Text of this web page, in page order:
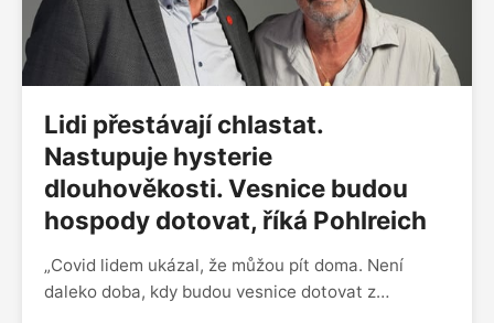
padělá, Viagra je nejpadělanější léčivo. V Česku se
máme fakt hezky, máme tady bezpečno. Nadáváme
na regulace, ale právě ty nás dost zachránily před
fentanylovou krizí,“ dodává.
Lidi přestávají chlastat.
Nastupuje hysterie
dlouhověkosti. Vesnice budou
hospody dotovat, říká Pohlreich
„Covid lidem ukázal, že můžou pít doma. Není
daleko doba, kdy budou vesnice dotovat z